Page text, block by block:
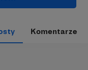
Komentarze